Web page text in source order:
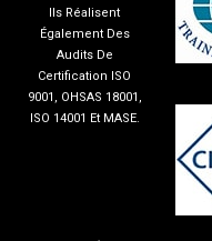
Ils Réalisent
Également Des
Audits De
Certification ISO
9001, OHSAS 18001,
ISO 14001 Et MASE.